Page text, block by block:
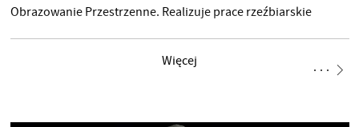
Obrazowanie Przestrzenne. Realizuje prace rzeźbiarskie
i innowacyjnego, stale eksperymentuje z formą i technologią.
Efekty jego zmagań artystycznych dają nieoczywiste efekty
Więcej